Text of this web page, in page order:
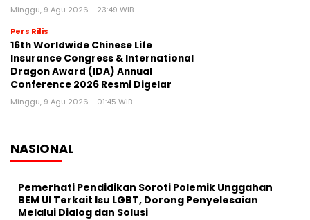
Minggu, 9 Agu 2026 - 23:49 WIB
Pers Rilis
16th Worldwide Chinese Life
Insurance Congress & International
Dragon Award (IDA) Annual
Conference 2026 Resmi Digelar
Minggu, 9 Agu 2026 - 01:45 WIB
NASIONAL
Pemerhati Pendidikan Soroti Polemik Unggahan
BEM UI Terkait Isu LGBT, Dorong Penyelesaian
Melalui Dialog dan Solusi